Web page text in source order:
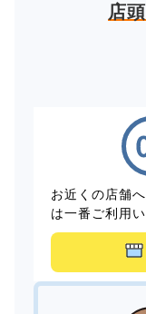
店
お近くの店舗
は一番ご利用